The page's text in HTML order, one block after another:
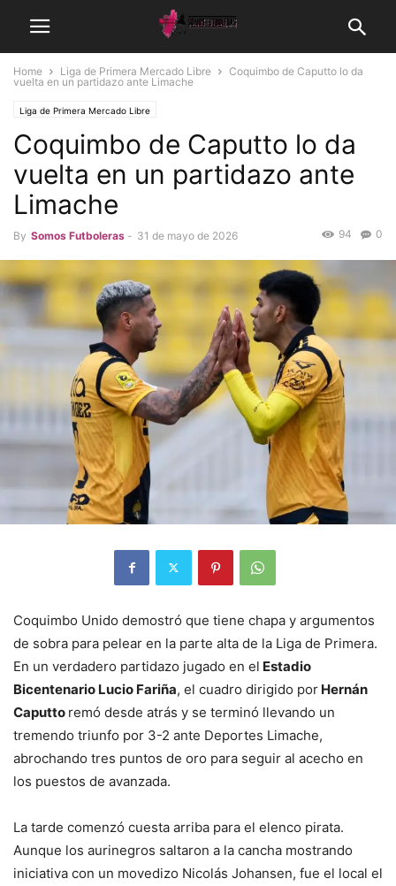
Home Liga de Primera Mercado Libre
Coquimbo de Caputto lo da
vuelta en un partidazo ante Limache
Liga de Primera Mercado Libre
Coquimbo de Caputto lo da
vuelta en un partidazo ante
Limache
By Somos Futboleras - 31 de mayo de 2026 0
94
Coquimbo Unido demostró que tiene chapa y argumentos
de sobra para pelear en la parte alta de la Liga de Primera.
En un verdadero partidazo jugado en el Estadio
Bicentenario Lucio Fariña, el cuadro dirigido por Hernán
Caputto remó desde atrás y se terminó llevando un
tremendo triunfo por 3-2 ante Deportes Limache,
abrochando tres puntos de oro para seguir al acecho en
los puestos de avanzada.
La tarde comenzó cuesta arriba para el elenco pirata.
Aunque los aurinegros saltaron a la cancha mostrando
iniciativa con un movedizo Nicolás Johansen, fue el local el